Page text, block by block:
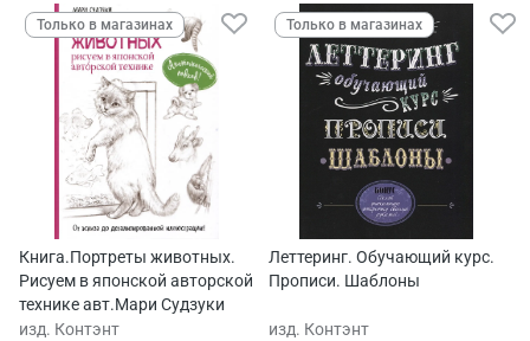
Только в магазинах
Книга.Портреты животных.
Рисуем в японской авторской
технике авт.Мари Судзуки
изд. Контэнт
Только в магазинах
Леттеринг. Обучающий курс.
Прописи. Шаблоны
изд. Контэнт